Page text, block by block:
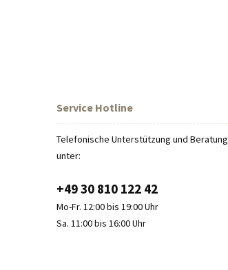
Service Hotline
Telefonische Unterstützung und Beratung
unter:
+49 30 810 122 42
Mo-Fr. 12:00 bis 19:00 Uhr
Sa. 11:00 bis 16:00 Uhr